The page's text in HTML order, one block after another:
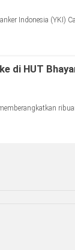
Indonesia (YKI)
di HUT